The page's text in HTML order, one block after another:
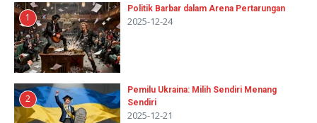
1
Politik Barbar dalam Arena Pertarungan
2025-12-24
2
Pemilu Ukraina: Milih Sendiri Menang
Sendiri
2025-12-21